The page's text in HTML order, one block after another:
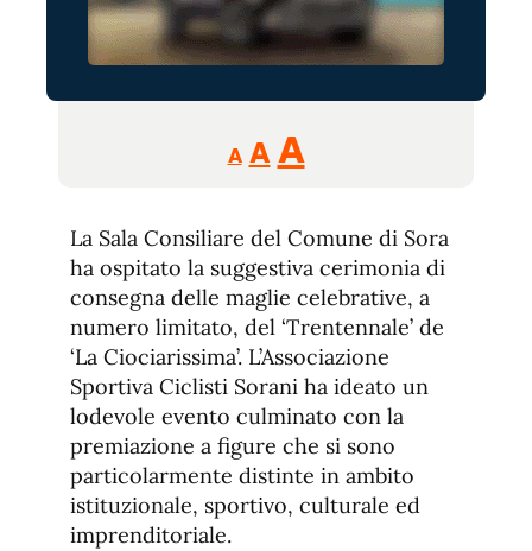
A
Reducir
tamaño
A Restablecer
de
fuente
AAumentar
de
fuente.
La Sala Consiliare del Comune di Sora
ha ospitato la suggestiva cerimonia di
consegna delle maglie celebrative, a
numero limitato, del ‘Trentennale’ de
‘La Ciociarissima’. L’Associazione
Sportiva Ciclisti Sorani ha ideato un
lodevole evento culminato con la
premiazione a figure che si sono
particolarmente distinte in ambito
istituzionale, sportivo, culturale ed
imprenditoriale.